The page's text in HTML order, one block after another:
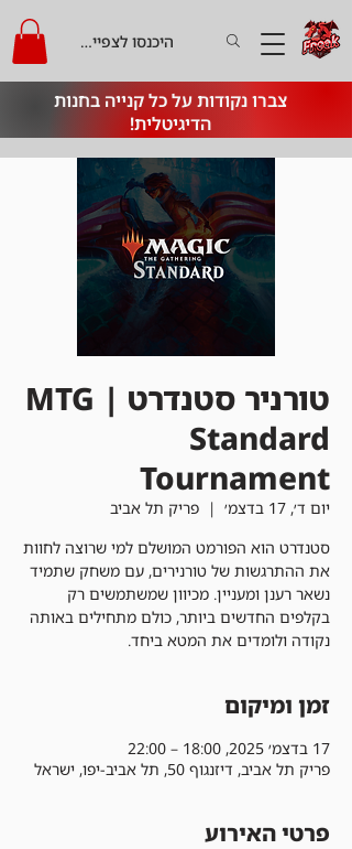
צברו נקודות על כל קנייה בחנות
הדיגיטלית!
היכנסו לצפייה בקרדיט
טורניר סטנדרט | MTG
Standard
Tournament
יום ד׳, 17 בדצמ׳
  |
פריק תל אביב
סטנדרט הוא הפורמט המושלם למי שרוצה לחוות
את ההתרגשות של טורנירים, עם משחק שתמיד
נשאר רענן ומעניין. מכיוון שמשתמשים רק
בקלפים החדשים ביותר, כולם מתחילים באותה
נקודה ולומדים את המטא ביחד.
זמן ומיקום
17 בדצמ׳ 2025, 18:00 – 22:00
פריק תל אביב, דיזנגוף 50, תל אביב-יפו, ישראל
פרטי האירוע